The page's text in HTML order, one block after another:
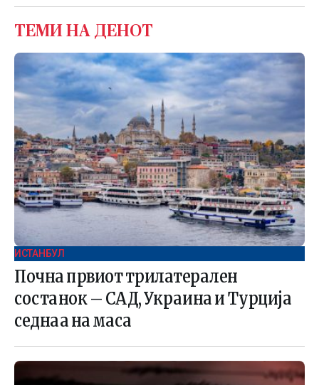
ТЕМИ НА ДЕНОТ
ИСТАНБУЛ
Почна првиот трилатерален
состанок – САД, Украина и Турција
седнаа на маса